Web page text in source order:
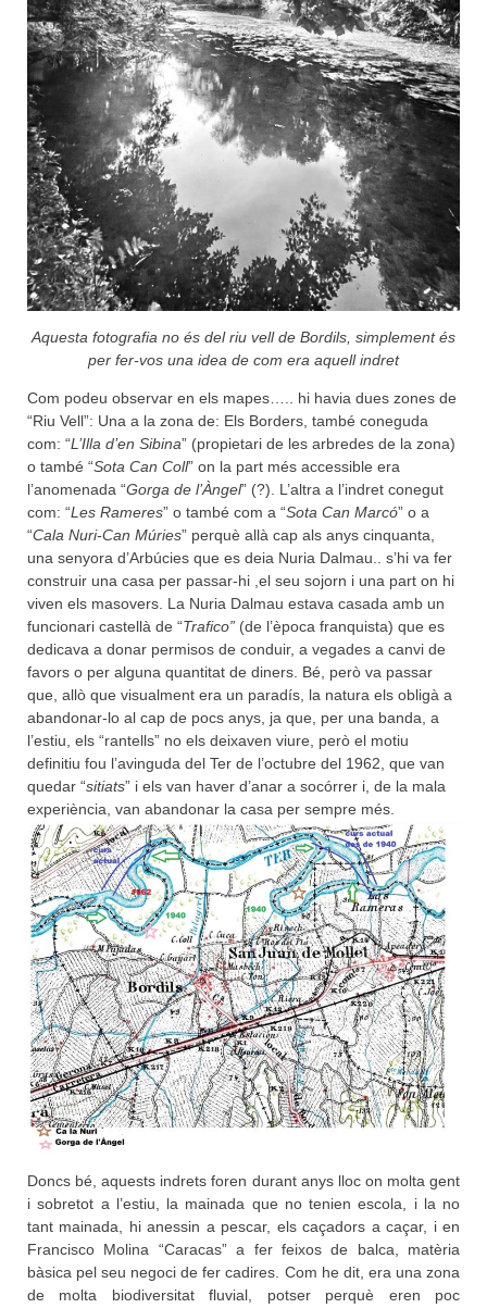
Aquesta fotografia no és del riu vell de Bordils, simplement és
per fer-vos una idea de com era aquell indret
Com podeu observar en els mapes….. hi havia dues zones de
“Riu Vell”: Una a la zona de: Els Borders, també coneguda
com: “L’Illa d’en Sibina” (propietari de les arbredes de la zona)
o també “Sota Can Coll” on la part més accessible era
l’anomenada “Gorga de l’Àngel” (?). L’altra a l’indret conegut
com: “Les Rameres” o també com a “Sota Can Marcó” o a
“Cala Nuri-Can Múries” perquè allà cap als anys cinquanta,
una senyora d’Arbúcies que es deia Nuria Dalmau.. s’hi va fer
construir una casa per passar-hi ,el seu sojorn i una part on hi
viven els masovers. La Nuria Dalmau estava casada amb un
funcionari castellà de “Trafico” (de l’època franquista) que es
dedicava a donar permisos de conduir, a vegades a canvi de
favors o per alguna quantitat de diners. Bé, però va passar
que, allò que visualment era un paradís, la natura els obligà a
abandonar-lo al cap de pocs anys, ja que, per una banda, a
l’estiu, els “rantells” no els deixaven viure, però el motiu
definitiu fou l’avinguda del Ter de l’octubre del 1962, que van
quedar “sitiats” i els van haver d’anar a socórrer i, de la mala
experiència, van abandonar la casa per sempre més.
Doncs bé, aquests indrets foren durant anys lloc on molta gent
i sobretot a l’estiu, la mainada que no tenien escola, i la no
tant mainada, hi anessin a pescar, els caçadors a caçar, i en
Francisco Molina “Caracas” a fer feixos de balca, matèria
bàsica pel seu negoci de fer cadires. Com he dit, era una zona
de molta biodiversitat fluvial, potser perquè eren poc